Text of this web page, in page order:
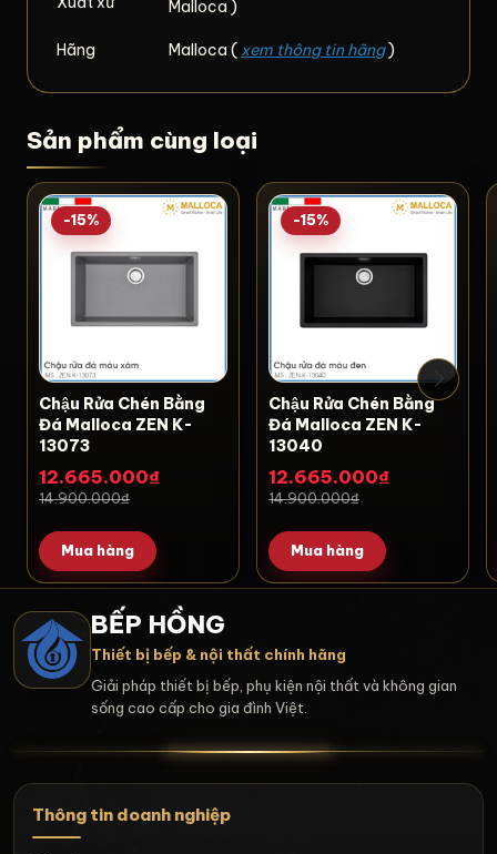
Malloca )
Hãng Malloca ( xem thông tin hãng)
Sản phẩm cùng loại
-15%
Chậu Rửa Chén Bằng
Đá Malloca ZEN K-
13073
12.665.000₫
14.900.000₫
Mua hàng
-15%
Chậu Rửa Chén Bằng
Đá Malloca ZEN K-
13040
12.665.000₫
14.900.000₫
Mua hàng
BẾP HỒNG
Thiết bị bếp & nội thất chính hãng
Giải pháp thiết bị bếp, phụ kiện nội thất và không gian
sống cao cấp cho gia đình Việt.
Thông tin doanh nghiệp